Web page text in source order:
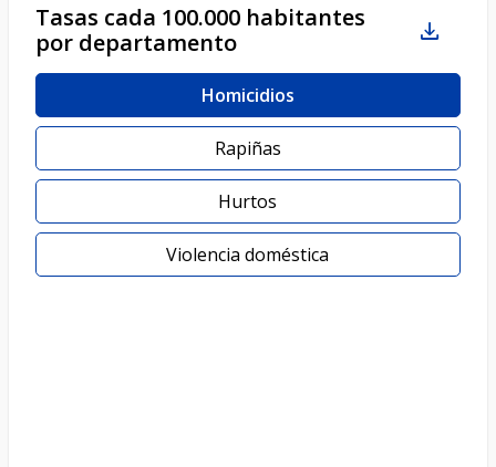
Tasas cada 100.000 habitantes
por departamento
Homicidios
Rapiñas
Hurtos
Violencia doméstica